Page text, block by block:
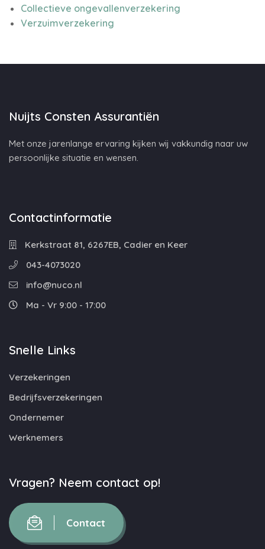
Collectieve ongevallenverzekering
Verzuimverzekering
Nuijts Consten Assurantiën
Met onze jarenlange ervaring kijken wij vakkundig naar uw
persoonlijke situatie en wensen.
Contactinformatie
Kerkstraat 81, 6267EB, Cadier en Keer
043-4073020
info@nuco.nl
Ma - Vr 9:00 - 17:00
Snelle Links
Verzekeringen
Bedrijfsverzekeringen
Ondernemer
Werknemers
Vragen? Neem contact op!
Contact